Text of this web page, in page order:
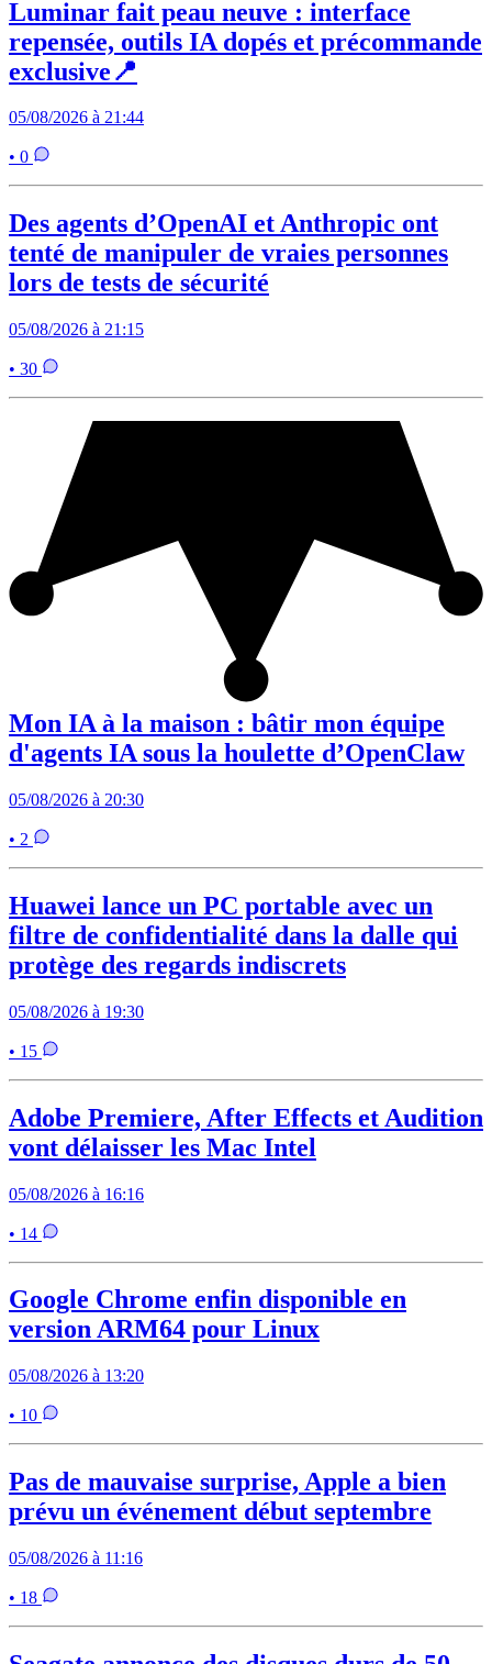
Luminar fait peau neuve : interface
repensée, outils IA dopés et précommande
exclusive📍
05/08/2026 à 21:44
• 0
Des agents d’OpenAI et Anthropic ont
tenté de manipuler de vraies personnes
lors de tests de sécurité
05/08/2026 à 21:15
• 30
Mon IA à la maison : bâtir mon équipe
d'agents IA sous la houlette d’OpenClaw
05/08/2026 à 20:30
• 2
Huawei lance un PC portable avec un
filtre de confidentialité dans la dalle qui
protège des regards indiscrets
05/08/2026 à 19:30
• 15
Adobe Premiere, After Effects et Audition
vont délaisser les Mac Intel
05/08/2026 à 16:16
• 14
Google Chrome enfin disponible en
version ARM64 pour Linux
05/08/2026 à 13:20
• 10
Pas de mauvaise surprise, Apple a bien
prévu un événement début septembre
05/08/2026 à 11:16
• 18